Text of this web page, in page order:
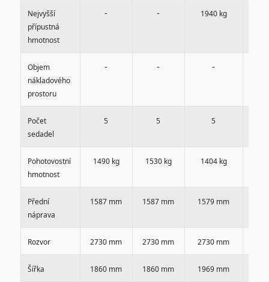
Nejvyšší
přípustná
hmotnost
- - 1940 kg
Objem
nákladového
prostoru
- - -
Počet
sedadel
5 5 5
Pohotovostní
hmotnost
1490 kg 1530 kg 1404 kg
Přední
náprava
1587 mm 1587 mm 1579 mm
Rozvor 2730 mm 2730 mm 2730 mm
Šířka 1860 mm 1860 mm 1969 mm